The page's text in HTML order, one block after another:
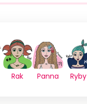
Rak Panna Ryby